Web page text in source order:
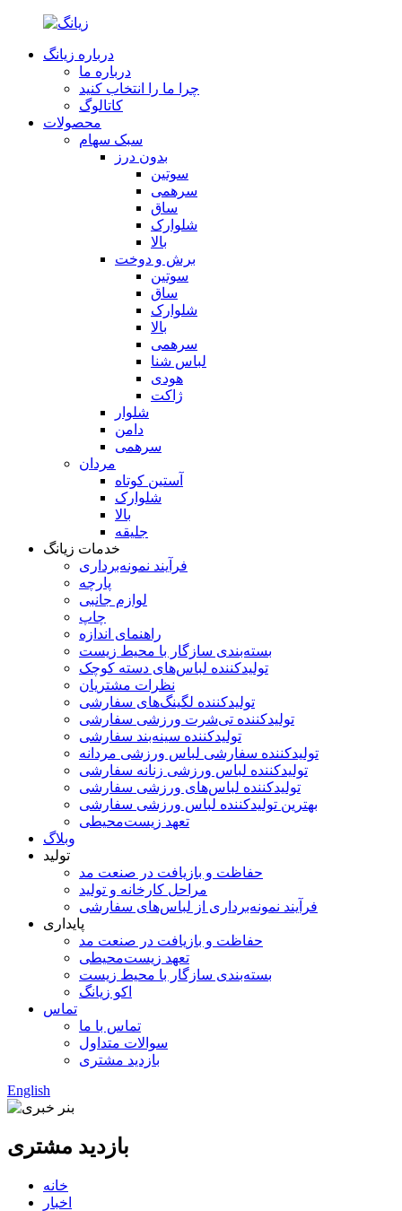
درباره زیانگ
درباره ما
چرا ما را انتخاب کنید
کاتالوگ
محصولات
سبک سهام
بدون درز
سوتین
سرهمی
ساق
شلوارک
بالا
برش و دوخت
سوتین
ساق
شلوارک
بالا
سرهمی
لباس شنا
هودی
ژاکت
شلوار
دامن
سرهمی
مردان
آستین کوتاه
شلوارک
بالا
جلیقه
خدمات زیانگ
فرآیند نمونه‌برداری
پارچه
لوازم جانبی
چاپ
راهنمای اندازه
بسته‌بندی سازگار با محیط زیست
تولیدکننده لباس‌های دسته کوچک
نظرات مشتریان
تولیدکننده لگینگ‌های سفارشی
تولیدکننده تی‌شرت ورزشی سفارشی
تولیدکننده سینه‌بند سفارشی
تولیدکننده سفارشی لباس ورزشی مردانه
تولیدکننده لباس ورزشی زنانه سفارشی
تولیدکننده لباس‌های ورزشی سفارشی
بهترین تولیدکننده لباس ورزشی سفارشی
تعهد زیست‌محیطی
وبلاگ
تولید
حفاظت و بازیافت در صنعت مد
مراحل کارخانه و تولید
فرآیند نمونه‌برداری از لباس‌های سفارشی
پایداری
حفاظت و بازیافت در صنعت مد
تعهد زیست‌محیطی
بسته‌بندی سازگار با محیط زیست
اکو زیانگ
تماس
تماس با ما
سوالات متداول
بازدید مشتری
English
بازدید مشتری
خانه
اخبار